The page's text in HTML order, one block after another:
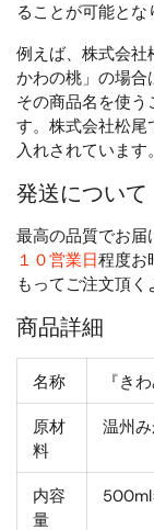
ることが可能とな
例えば、株式会社
かわの桃」の場合
その商品名を使
す。株式会社松尾
入れされています。
発送について
最高の品質でお届
１０営業日程度お
もってご注文頂く
商品詳細
名称 『き
原材
料
温州み
内容
量